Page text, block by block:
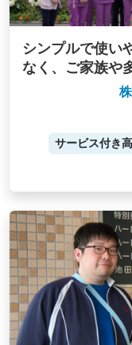
シンプルで使い
なく、ご家族や
サービス付き